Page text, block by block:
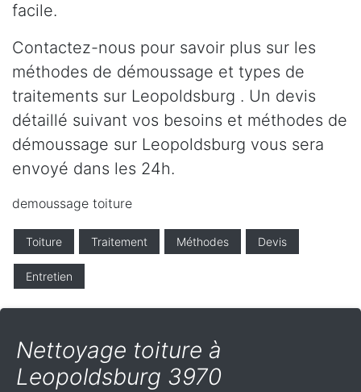
facile.
Contactez-nous pour savoir plus sur les
méthodes de démoussage et types de
traitements sur Leopoldsburg . Un devis
détaillé suivant vos besoins et méthodes de
démoussage sur Leopoldsburg vous sera
envoyé dans les 24h.
demoussage toiture
Toiture Traitement Méthodes Devis
Entretien
Nettoyage toiture à
Leopoldsburg 3970